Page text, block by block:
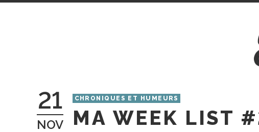
21
NOV
CHRONIQUES ET HUMEURS
MA WEEK LIST